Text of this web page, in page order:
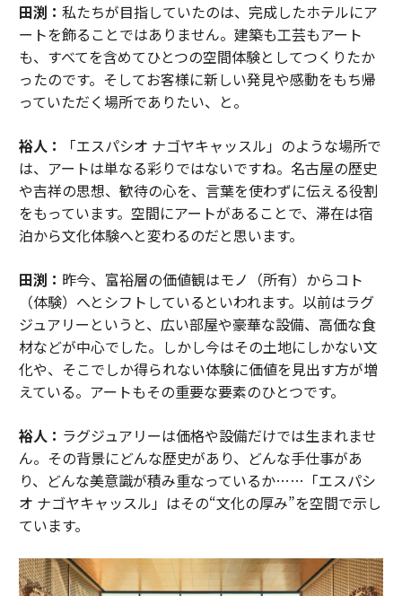
田渕： 私たちが目指していたのは、完成したホテルにア
ートを飾ることではありません。建築も工芸もアート
も、すべてを含めてひとつの空間体験としてつくりたか
ったのです。そしてお客様に新しい発見や感動をもち帰
っていただく場所でありたい、と。
裕人：
「エスパシオ ナゴヤキャッスル」のような場所で
は、アートは単なる彩りではないですね。名古屋の歴史
や吉祥の思想、歓待の心を、言葉を使わずに伝える役割
をもっています。空間にアートがあることで、滞在は宿
泊から文化体験へと変わるのだと思います。
田渕： 昨今、富裕層の価値観はモノ（所有）からコト
（体験）へとシフトしているといわれます。以前はラグ
ジュアリーというと、広い部屋や豪華な設備、高価な食
材などが中心でした。しかし今はその土地にしかない文
化や、そこでしか得られない体験に価値を見出す方が増
えている。アートもその重要な要素のひとつです。
裕人： ラグジュアリーは価格や設備だけでは生まれませ
ん。その背景にどんな歴史があり、どんな手仕事があ
り、どんな美意識が積み重なっているか……「エスパシ
オ ナゴヤキャッスル」はその“文化の厚み”を空間で示し
ています。